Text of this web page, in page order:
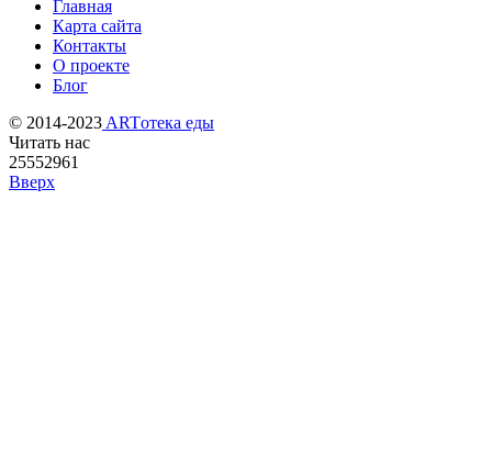
Главная
Карта сайта
Контакты
О проекте
Блог
© 2014-2023 ARTотека еды
Читать нас
25552961
Вверх